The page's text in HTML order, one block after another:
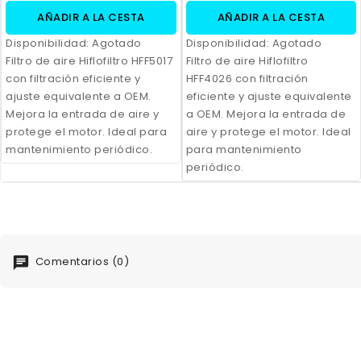
AÑADIR A LA CESTA
Disponibilidad: Agotado
Filtro de aire Hiflofiltro HFF5017
con filtración eficiente y
ajuste equivalente a OEM.
Mejora la entrada de aire y
protege el motor. Ideal para
mantenimiento periódico.
AÑADIR A LA CESTA
Disponibilidad: Agotado
Filtro de aire Hiflofiltro
HFF4026 con filtración
eficiente y ajuste equivalente
a OEM. Mejora la entrada de
aire y protege el motor. Ideal
para mantenimiento
periódico.
Comentarios (0)